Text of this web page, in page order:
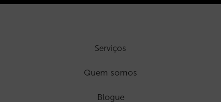
Serviços
Quem somos
Blogue